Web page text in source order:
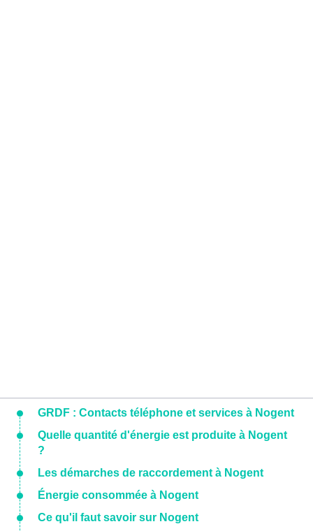
GRDF : Contacts téléphone et services à Nogent
Quelle quantité d'énergie est produite à Nogent
?
Les démarches de raccordement à Nogent
Énergie consommée à Nogent
Ce qu'il faut savoir sur Nogent